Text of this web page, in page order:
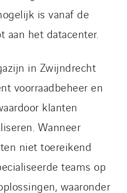
is vanaf de
aan het datacenter.
in Zwijndrecht
voorraadbeheer en
klanten
Wanneer
niet toereikend
teams op
waaronder
Nucléaire